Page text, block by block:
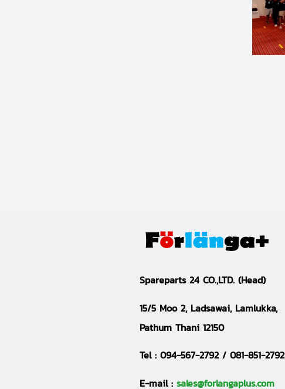
Spareparts 24 CO.,LTD. (Head)
15/5 Moo 2, Ladsawai, Lamlukka,
Pathum Thani 12150
Tel : 094-567-2792 / 081-851-2792
E-mail : sales@forlangaplus.com